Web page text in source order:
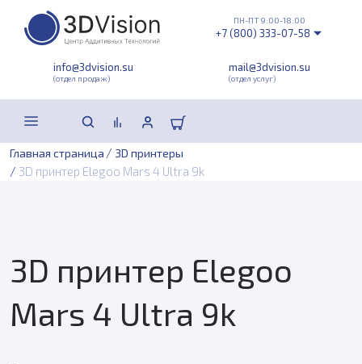
info@3dvision.su
(отдел продаж)
mail@3dvision.su
(отдел услуг)
ПН-ПТ 9:00-18:00
+7 (800) 333-07-58
Главная страница / 3D принтеры
/ 3D принтер Elegoo Mars 4 Ultra 9k
3D принтер Elegoo
Mars 4 Ultra 9k